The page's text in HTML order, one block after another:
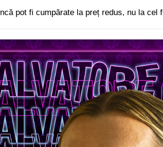
pot fi cumpărate la preț redus, nu la cel